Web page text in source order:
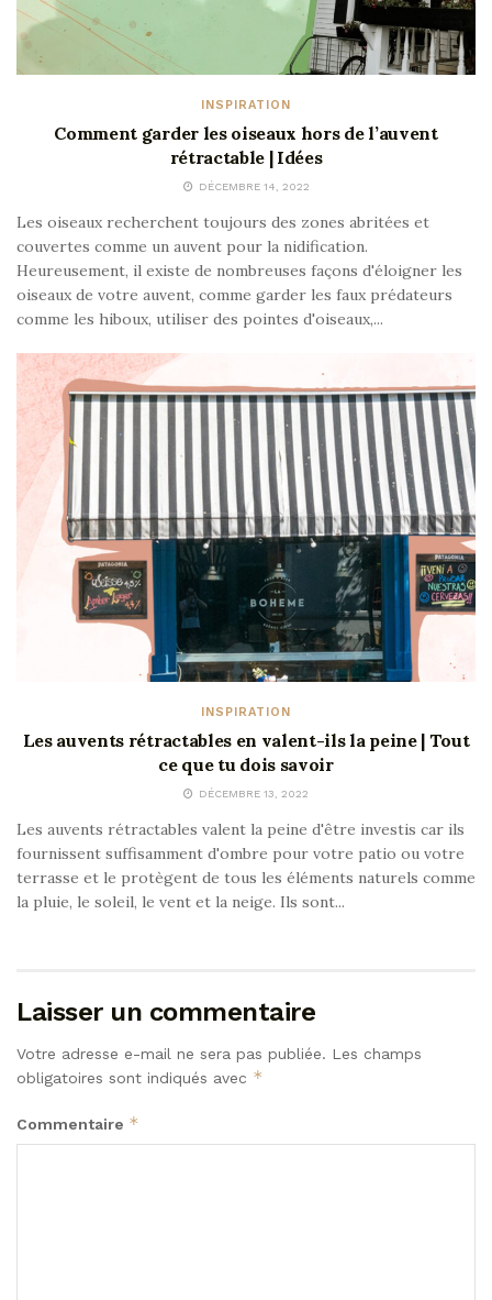
INSPIRATION
Comment garder les oiseaux hors de l’auvent
rétractable | Idées
DÉCEMBRE 14, 2022
Les oiseaux recherchent toujours des zones abritées et
couvertes comme un auvent pour la nidification.
Heureusement, il existe de nombreuses façons d'éloigner les
oiseaux de votre auvent, comme garder les faux prédateurs
comme les hiboux, utiliser des pointes d'oiseaux,...
INSPIRATION
Les auvents rétractables en valent-ils la peine | Tout
ce que tu dois savoir
DÉCEMBRE 13, 2022
Les auvents rétractables valent la peine d'être investis car ils
fournissent suffisamment d'ombre pour votre patio ou votre
terrasse et le protègent de tous les éléments naturels comme
la pluie, le soleil, le vent et la neige. Ils sont...
Laisser un commentaire
Votre adresse e-mail ne sera pas publiée. Les champs
obligatoires sont indiqués avec *
Commentaire *